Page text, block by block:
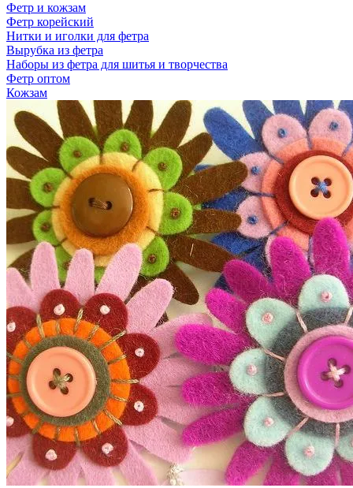
Фетр и кожзам
Фетр корейский
Нитки и иголки для фетра
Вырубка из фетра
Наборы из фетра для шитья и творчества
Фетр оптом
Кожзам